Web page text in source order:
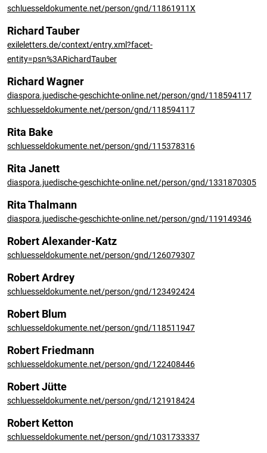
schluesseldokumente.net/person/gnd/11861911X
Richard Tauber
exileletters.de/context/entry.xml?facet-
entity=psn%3ARichardTauber
Richard Wagner
diaspora.juedische-geschichte-online.net/person/gnd/118594117
schluesseldokumente.net/person/gnd/118594117
Rita Bake
schluesseldokumente.net/person/gnd/115378316
Rita Janett
diaspora.juedische-geschichte-online.net/person/gnd/1331870305
Rita Thalmann
diaspora.juedische-geschichte-online.net/person/gnd/119149346
Robert Alexander-Katz
schluesseldokumente.net/person/gnd/126079307
Robert Ardrey
schluesseldokumente.net/person/gnd/123492424
Robert Blum
schluesseldokumente.net/person/gnd/118511947
Robert Friedmann
schluesseldokumente.net/person/gnd/122408446
Robert Jütte
schluesseldokumente.net/person/gnd/121918424
Robert Ketton
schluesseldokumente.net/person/gnd/1031733337